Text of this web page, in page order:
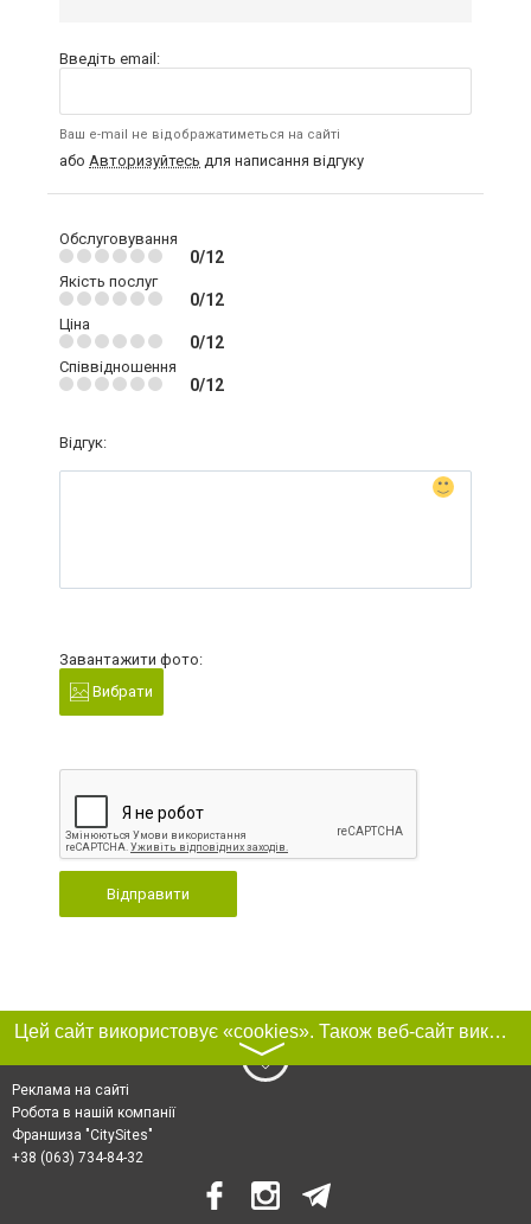
Введіть email:
Ваш e-mail не відображатиметься на сайті
або Авторизуйтесь для написання відгуку
Обслуговування
0/12
Якість послуг
0/12
Ціна
0/12
Співвідношення
0/12
Відгук:
Завантажити фото:
Вибрати
Відправити
Цей сайт використовує «cookies». Також веб-сайт використовує інтернет-сервіс для збору технічних даних стосовно відвідувачів з метою отримання маркетингової та статистичної інформації. Умови обробки даних відвідувачів сайту див.
〉
Реклама на сайті
Робота в нашій компанії
Франшиза "CitySites"
+38 (063) 734-84-32